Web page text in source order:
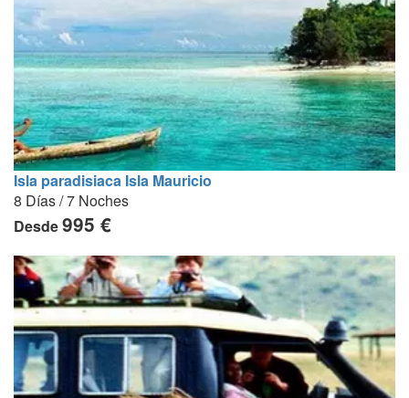
Isla paradisiaca Isla Mauricio
8 Días / 7 Noches
Desde995 €